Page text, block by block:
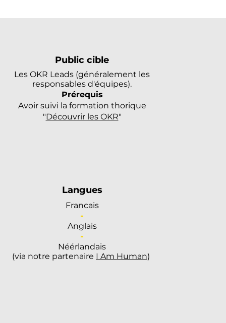
Public cible
Les OKR Leads (généralement les
responsables d'équipes).
Prérequis
Avoir suivi la formation thorique
"Découvrir les OKR"
Langues
Francais
-
Anglais
-
​Néérlandais
(via notre partenaire I Am Human)